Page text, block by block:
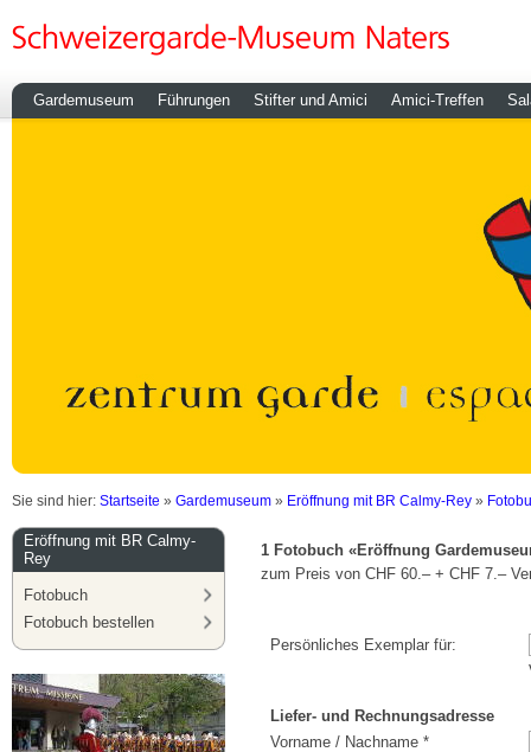
Gardemuseum Führungen Stifter und Amici Amici-Treffen
Sie sind hier: Startseite » Gardemuseum » Eröffnung mit BR Calmy-Rey »
Eröffnung mit BR Calmy-
Rey
Fotobuch
Fotobuch bestellen
1 Fotobuch «Eröffnung
zum Preis von CHF 60.– + CHF 7.–
Persönliches Exemplar für:
Liefer- und Rechnungsadresse
Vorname / Nachname *